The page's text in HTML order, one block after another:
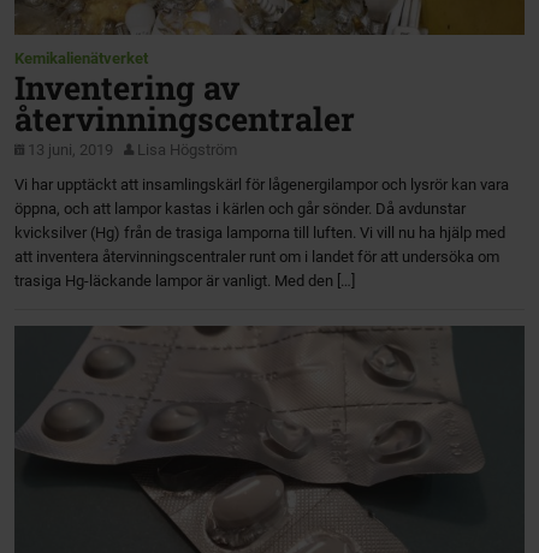
Kemikalienätverket
Inventering av
återvinningscentraler
13 juni, 2019
Lisa Högström
Vi har upptäckt att insamlingskärl för lågenergilampor och lysrör kan vara
öppna, och att lampor kastas i kärlen och går sönder. Då avdunstar
kvicksilver (Hg) från de trasiga lamporna till luften. Vi vill nu ha hjälp med
att inventera återvinningscentraler runt om i landet för att undersöka om
trasiga Hg-läckande lampor är vanligt. Med den […]